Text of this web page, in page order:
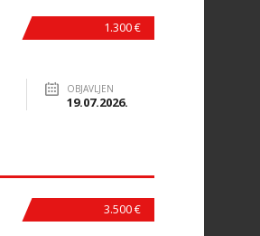
1.300 €
OBJAVLJEN
19.07.2026.
3.500 €